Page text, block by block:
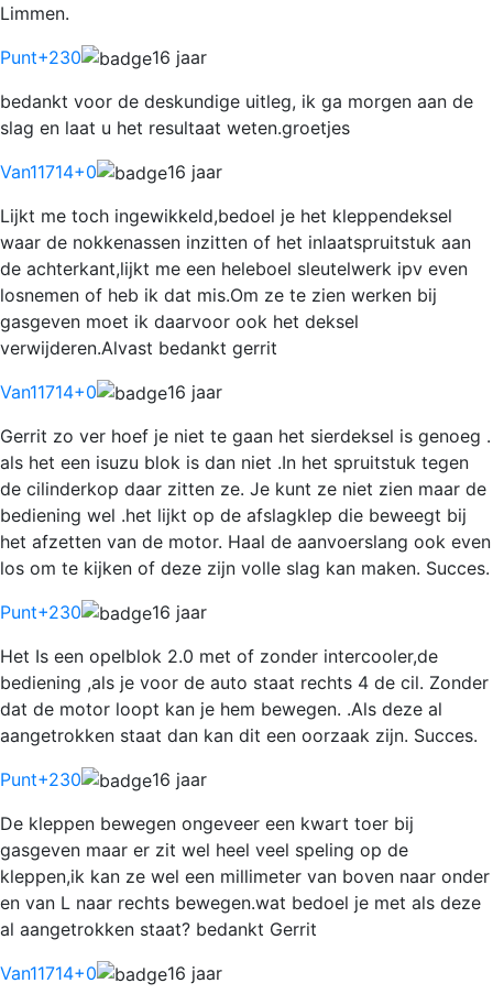
Limmen.
Punt+230
16 jaar
bedankt voor de deskundige uitleg, ik ga morgen aan de
slag en laat u het resultaat weten.groetjes
Van11714+0
16 jaar
Lijkt me toch ingewikkeld,bedoel je het kleppendeksel
waar de nokkenassen inzitten of het inlaatspruitstuk aan
de achterkant,lijkt me een heleboel sleutelwerk ipv even
losnemen of heb ik dat mis.Om ze te zien werken bij
gasgeven moet ik daarvoor ook het deksel
verwijderen.Alvast bedankt gerrit
Van11714+0
16 jaar
Gerrit zo ver hoef je niet te gaan het sierdeksel is genoeg .
als het een isuzu blok is dan niet .In het spruitstuk tegen
de cilinderkop daar zitten ze. Je kunt ze niet zien maar de
bediening wel .het lijkt op de afslagklep die beweegt bij
het afzetten van de motor. Haal de aanvoerslang ook even
los om te kijken of deze zijn volle slag kan maken. Succes.
Punt+230
16 jaar
Het Is een opelblok 2.0 met of zonder intercooler,de
bediening ,als je voor de auto staat rechts 4 de cil. Zonder
dat de motor loopt kan je hem bewegen. .Als deze al
aangetrokken staat dan kan dit een oorzaak zijn. Succes.
Punt+230
16 jaar
De kleppen bewegen ongeveer een kwart toer bij
gasgeven maar er zit wel heel veel speling op de
kleppen,ik kan ze wel een millimeter van boven naar onder
en van L naar rechts bewegen.wat bedoel je met als deze
al aangetrokken staat? bedankt Gerrit
Van11714+0 16 jaar